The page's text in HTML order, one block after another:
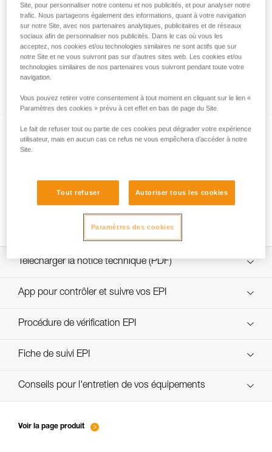
Secours d’une personne suspendue sur une
longe ABSORBICA
Choix de mousqueton pour la connexion de
longe d'antichute au harnais
Télécharger la notice technique (PDF)
Technical Notice
App pour contrôler et suivre vos EPI
découvrez ePPEcentre
Procédure de vérification EPI
verif-EPI-ABSORBICA-procedure-FR
Fiche de suivi EPI
verif-EPI-ABSORBICA-suivi-FR
Conseils pour l'entretien de vos équipements
Voir la page produit
Site, pour personnaliser notre contenu et nos publicités, et pour analyser notre
trafic. Nous partageons également des informations, quant à votre navigation
sur notre Site, avec nos partenaires analytiques, publicitaires et de réseaux
sociaux afin de personnaliser nos publicités. Dans le cas où vous les
acceptez, nos cookies et/ou technologies similaires ne sont actifs que sur
notre Site et ne vous suivront pas sur d’autres sites web. Les cookies et/ou
technologies similaires de nos partenaires vous suivront pendant toute votre
navigation.
Vous pouvez retirer votre consentement à tout moment en cliquant sur le lien «
Paramètres des cookies » prévu à cet effet en bas de page du Site.
Le fait de refuser tout ou partie de ces cookies peut dégrader votre expérience
utilisateur, mais en aucun cas ce refus ne vous empêchera d’accéder à notre
Site.
Tout refuser Autoriser tous les cookies
Paramètres des cookies